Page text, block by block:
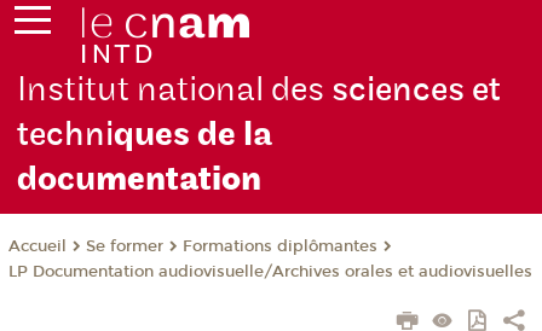
Institut national des sciences et
techniques de la
documentation
Accueil Se former
Formations diplômantes
LP Documentation audiovisuelle/Archives orales et audiovisuelles